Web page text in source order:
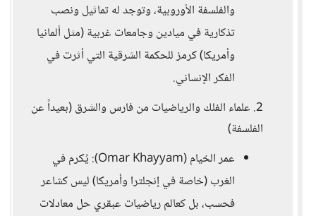
والفلسفة الأوروبية، وتوجد له تماثيل ونصب
تذكارية في ميادين وجامعات غربية (مثل ألمانيا
وأمريكا) كرمز للحكمة الشرقية التي أثرت في
الفكر الإنساني.
2. علماء الفلك والرياضيات من فارس والشرق (بعيداً عن
الفلسفة)
عمر الخيام (Omar Khayyam): يُكرم في
الغرب (خاصة في إنجلترا وأمريكا) ليس كشاعر
فحسب، بل كعالم رياضيات عبقري حل معادلات